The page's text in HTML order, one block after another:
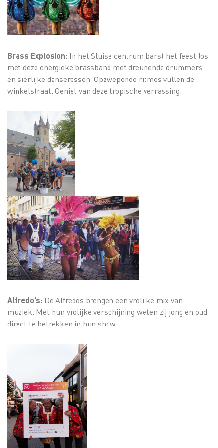
Brass Explosion: In het Sluise centrum barst het feest los
met deze energieke brassband met dreunende drummers
en sierlijke danseressen. Opzwepende ritmes vullen de
winkelstraat. Geniet van deze tropische verrassing.
Alfredo's: De Alfredos brengen een vrolijke mix van
muziek. Met hun vrolijke verschijning weten zij jong en oud
direct te betrekken in hun show.